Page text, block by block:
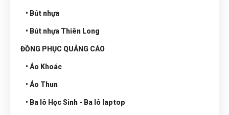
• Bút nhựa
• Bút nhựa Thiên Long
ĐỒNG PHỤC QUẢNG CÁO
• Áo Khoác
• Áo Thun
• Ba lô Học Sinh - Ba lô laptop